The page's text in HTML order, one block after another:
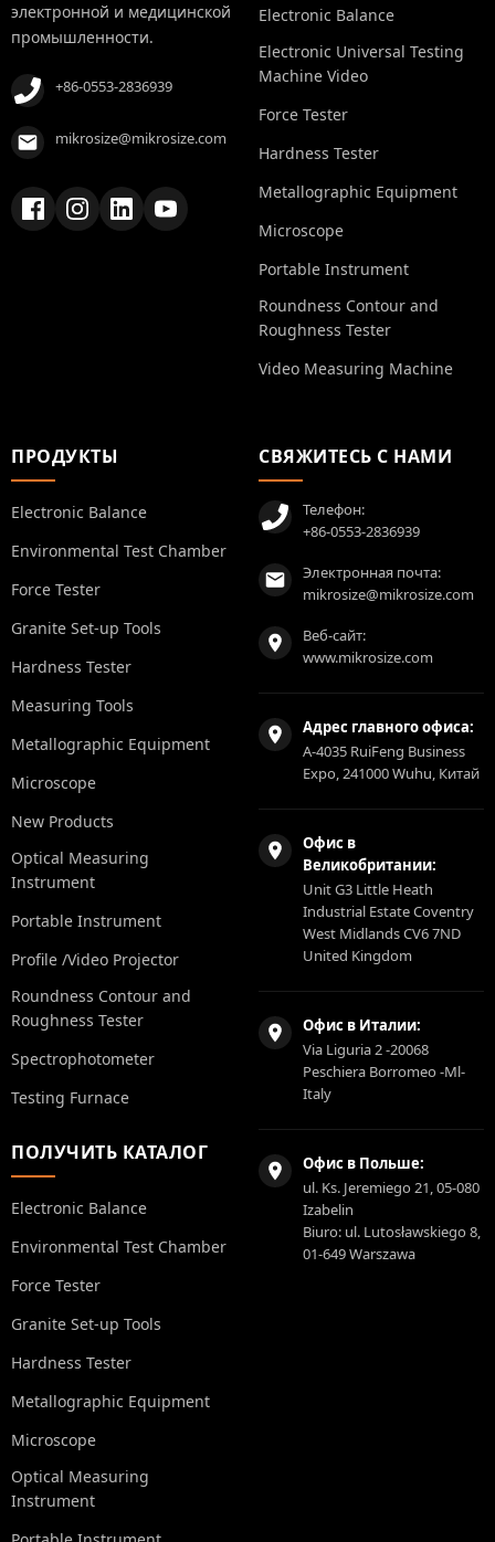
электронной и медицинской
промышленности.
+86-0553-2836939
mikrosize@mikrosize.com
Electronic Balance
Electronic Universal Testing
Machine Video
Force Tester
Hardness Tester
Metallographic Equipment
Microscope
Portable Instrument
Roundness Contour and
Roughness Tester
Video Measuring Machine
ПРОДУКТЫ
Electronic Balance
Environmental Test Chamber
Force Tester
Granite Set-up Tools
Hardness Tester
Measuring Tools
Metallographic Equipment
Microscope
New Products
Optical Measuring
Instrument
Portable Instrument
Profile /Video Projector
Roundness Contour and
Roughness Tester
Spectrophotometer
Testing Furnace
ПОЛУЧИТЬ КАТАЛОГ
Electronic Balance
Environmental Test Chamber
Force Tester
Granite Set-up Tools
Hardness Tester
Metallographic Equipment
Microscope
Optical Measuring
Instrument
СВЯЖИТЕСЬ С НАМИ
Телефон:
+86-0553-2836939
Электронная почта:
mikrosize@mikrosize.com
Веб-сайт:
www.mikrosize.com
Адрес главного офиса:
A-4035 RuiFeng Business
Expo, 241000 Wuhu, Китай
Офис в
Великобритании:
Unit G3 Little Heath
Industrial Estate Coventry
West Midlands CV6 7ND
United Kingdom
Офис в Италии:
Via Liguria 2 -20068
Peschiera Borromeo -Ml-
Italy
Офис в Польше:
ul. Ks. Jeremiego 21, 05-080
Izabelin
Biuro: ul. Lutosławskiego 8,
01-649 Warszawa